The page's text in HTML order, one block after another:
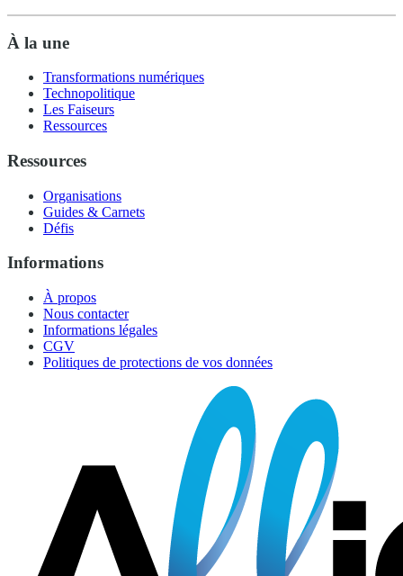
À la une
Transformations numériques
Technopolitique
Les Faiseurs
Ressources
Ressources
Organisations
Guides & Carnets
Défis
Informations
À propos
Nous contacter
Informations légales
CGV
Politiques de protections de vos données